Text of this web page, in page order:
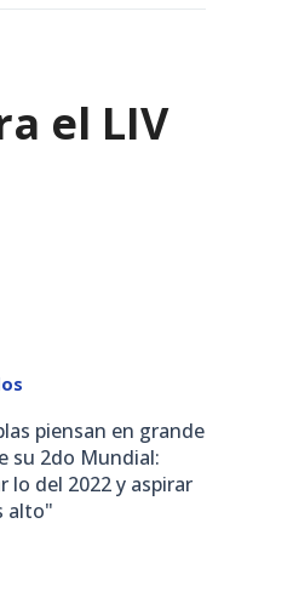
el LIV
piensan en grande
su 2do Mundial:
lo del 2022 y aspirar
alto"